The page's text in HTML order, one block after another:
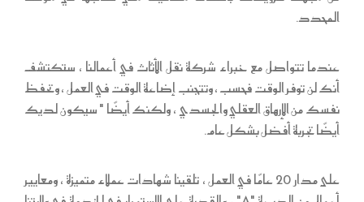
المحدد.
عندما تتواصل مع خبراء شركة نقل الأثاث في أعمالنا ، ستكتشف
أنك لن توفر الوقت فحسب ، وتتجنب إضاعة الوقت في العمل ، وتحفظ
نفسك من الإرهاق العقلي والجسدي ، ولكنك أيضًا " سيكون لديك
أيضًا تجربة أفضل بشكل عام.
على مدار 20 عامًا في العمل ، تلقينا شهادات عملاء متميزة ، ومعايير